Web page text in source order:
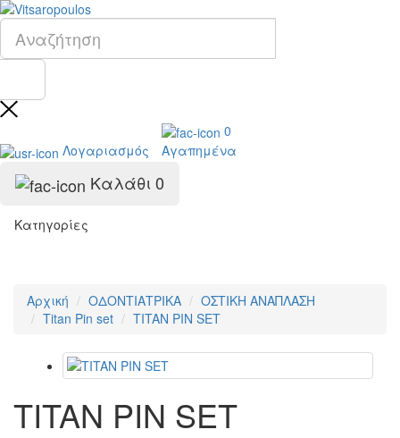
Λογαριασμός
0
Αγαπημένα
Καλάθι 0
Κατηγορίες
Αρχική ΟΔΟΝΤΙΑΤΡΙΚΑ
ΟΣΤΙΚH ΑΝΑΠΛΑΣH
Titan Pin set
TITAN PIN SET
TITAN PIN SET